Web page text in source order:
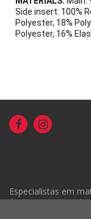
Side insert: 100%
Polyester, 18%
Polyester, 16%
Especialistas em
única em Portugal